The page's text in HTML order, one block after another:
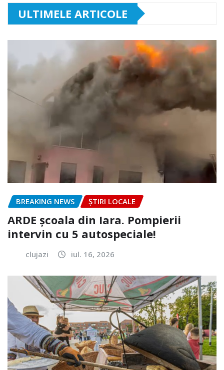
ULTIMELE ARTICOLE
BREAKING NEWS ȘTIRI LOCALE
ARDE școala din Iara. Pompierii
intervin cu 5 autospeciale!
clujazi iul. 16, 2026